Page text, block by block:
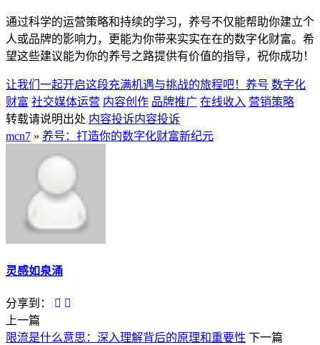
通过科学的运营策略和持续的学习，养号不仅能帮助你建立个
人或品牌的影响力，更能为你带来实实在在的数字化财富。希
望这些建议能为你的养号之路提供有价值的指导，祝你成功！
让我们一起开启这段充满机遇与挑战的旅程吧！养号 数字化
财富 社交媒体运营 内容创作 品牌推广 在线收入 营销策略
转载请说明出处 内容投诉内容投诉
mcn7 » 养号：打造你的数字化财富新纪元
灵感如泉涌
分享到：
上一篇
限流是什么意思：深入理解背后的原理和重要性
下一篇